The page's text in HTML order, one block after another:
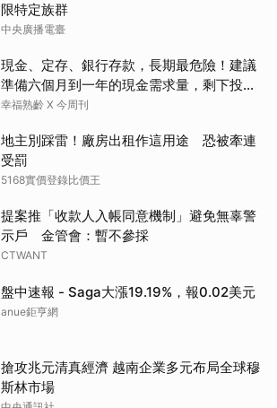
限特定族群
中央廣播電臺
現金、定存、銀行存款，長期最危險！建議
準備六個月到一年的現金需求量，剩下投資
這2個
幸福熟齡 X 今周刊
地主別踩雷！廠房出租作這用途 恐被牽連
受罰
5168實價登錄比價王
提案推「收款人入帳同意機制」避免無辜警
示戶 金管會：暫不參採
CTWANT
盤中速報 - Saga大漲19.19%，報0.02美元
anue鉅亨網
搶攻兆元清真經濟 越南企業多元布局全球穆
斯林市場